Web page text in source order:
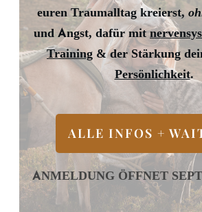
euren Traumalltag kreierst,
und Angst, dafür mit
Training & der Stärkung
Persönlichkeit.
ALLE INFOS +
ANMELDUNG ÖFFNET